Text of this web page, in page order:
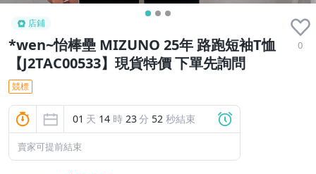
店鋪
*wen~怡棒壘 MIZUNO 25年 路跑短袖T恤
【J2TAC00533】現貨特價 下單先詢問
0
競標
01 天 14 時 23分 51 秒結束
賣家可提前結束